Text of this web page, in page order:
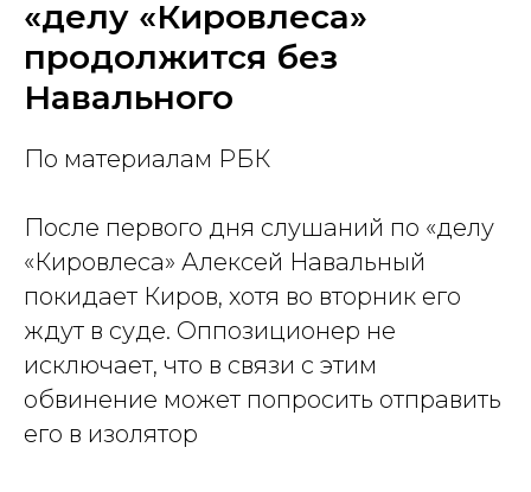
«делу «Кировлеса»
продолжится без
Навального
По материалам РБК
После первого дня слушаний по «делу
«Кировлеса» Алексей Навальный
покидает Киров, хотя во вторник его
ждут в суде. Оппозиционер не
исключает, что в связи с этим
обвинение может попросить отправить
его в изолятор